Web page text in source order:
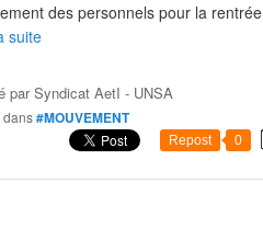
des personnels pour la
suite
parSyndicat AetI - UNSA
dans#MOUVEMENT
Repost 0